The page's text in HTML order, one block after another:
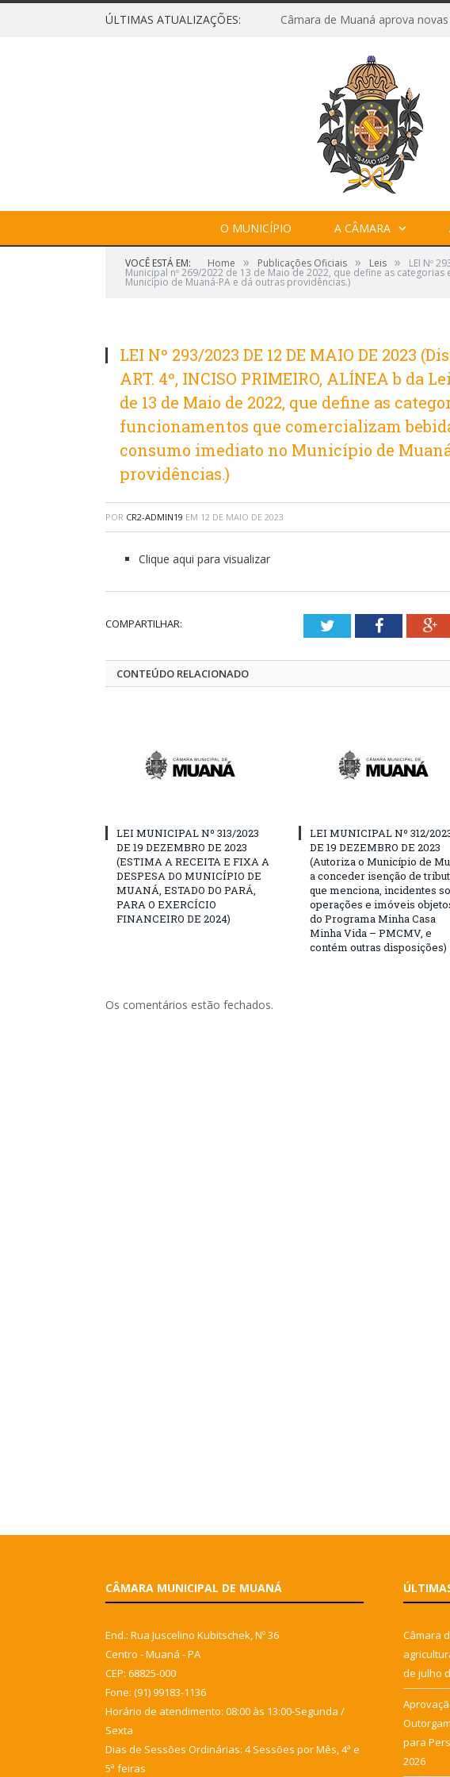
ÚLTIMAS ATUALIZAÇÕES:
O MUNICÍPIO A CÂMARA
VOCÊ ESTÁ EM: Home » Publicações Oficiais » Leis » LEI Nº
Municipal nº 269/2022 de 13 de Maio de 2022, que define as
Município de Muaná-PA e dá outras providências.)
LEI Nº 293/2023 DE 12 DE MAIO DE 2023
ART. 4º, INCISO PRIMEIRO, ALÍNEA b da
de 13 de Maio de 2022, que define as
funcionamentos que comercializam
consumo imediato no Município de
providências.)
POR CR2-ADMIN19 EM 12 DE MAIO DE 2023
Clique aqui para visualizar
COMPARTILHAR: TwitterFacebook
CONTEÚDO RELACIONADO
LEI MUNICIPAL Nº 313/2023
DE 19 DEZEMBRO DE 2023
(ESTIMA A RECEITA E FIXA A
DESPESA DO MUNICÍPIO DE
MUANÁ, ESTADO DO PARÁ,
PARA O EXERCÍCIO
FINANCEIRO DE 2024)
LEI MUNICIPAL Nº 312/
DE 19 DEZEMBRO DE 2023
(Autoriza o Município de
a conceder isenção de
que menciona, incidentes
operações e imóveis
do Programa Minha Casa
Minha Vida – PMCMV, e
contém outras disposições)
Os comentários estão fechados.
CÂMARA MUNICIPAL DE MUANÁ
End.: Rua Juscelino Kubitschek, Nº 36
Centro - Muaná - PA
CEP: 68825-000
Fone: (91) 99183-1136
Horário de atendimento: 08:00 às 13:00-Segunda /
Sexta
Dias de Sessões Ordinárias: 4 Sessões por Mês, 4ª e
5ª feiras
Câmara
de julho
para
2026